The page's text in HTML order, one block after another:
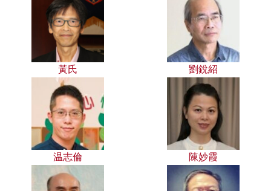
黃氏 劉銳紹
温志倫 陳妙霞